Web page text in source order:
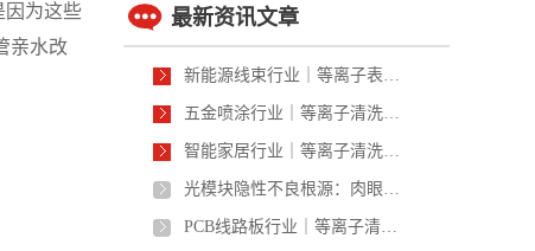
因为这些
亲水改
最新资讯文章
新能源线束行业｜等离子表面处理在高压线束、充电桩线材的应用
五金喷涂行业｜等离子清洗解决五金掉漆、附着力差、喷涂不良问题
智能家居行业｜等离子清洗在智能穿戴、智能家居零部件的应用
光模块隐性不良根源：肉眼看不见的纳米界面污染，才是老化失效的真凶
PCB线路板行业｜等离子清洗在PCB/FPC生产中的核心应用